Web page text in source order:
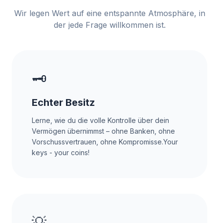
Wir legen Wert auf eine entspannte Atmosphäre, in
der jede Frage willkommen ist.
🗝️
Echter Besitz
Lerne, wie du die volle Kontrolle über dein
Vermögen übernimmst – ohne Banken, ohne
Vorschussvertrauen, ohne Kompromisse.Your
keys - your coins!